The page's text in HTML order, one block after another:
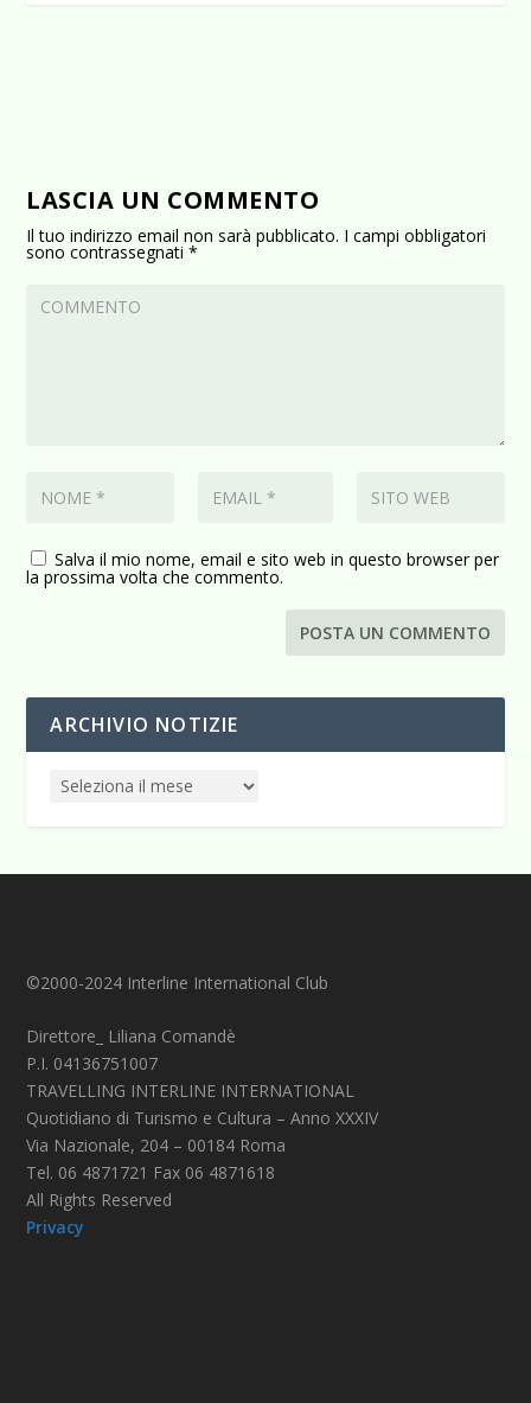
LASCIA UN COMMENTO
Il tuo indirizzo email non sarà pubblicato. I campi obbligatori
sono contrassegnati*
Salva il mio nome, email e sito web in questo browser per
la prossima volta che commento.
ARCHIVIO NOTIZIE
©2000-2024 Interline International Club
Direttore_ Liliana Comandè
P.I. 04136751007
TRAVELLING INTERLINE INTERNATIONAL
Quotidiano di Turismo e Cultura – Anno XXXIV
Via Nazionale, 204 – 00184 Roma
Tel. 06 4871721 Fax 06 4871618
All Rights Reserved
Privacy